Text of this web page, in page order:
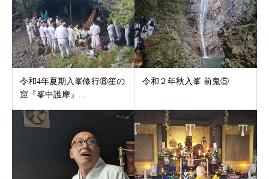
令和4年夏期入峯修行⑧笙の
窟『峯中護摩』...
令和２年秋入峯 前鬼⑤